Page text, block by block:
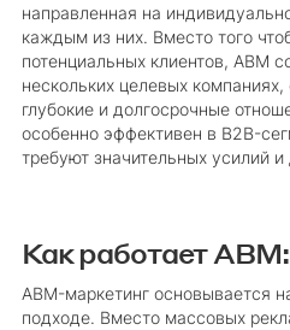
направленная на
каждым из них. Вместо того
потенциальных клиентов, ABM
нескольких целевых
глубокие и долгосрочные
особенно эффективен в B2B-
требуют значительных усилий
Как работает
ABM-маркетинг основывается
подходе. Вместо массовых